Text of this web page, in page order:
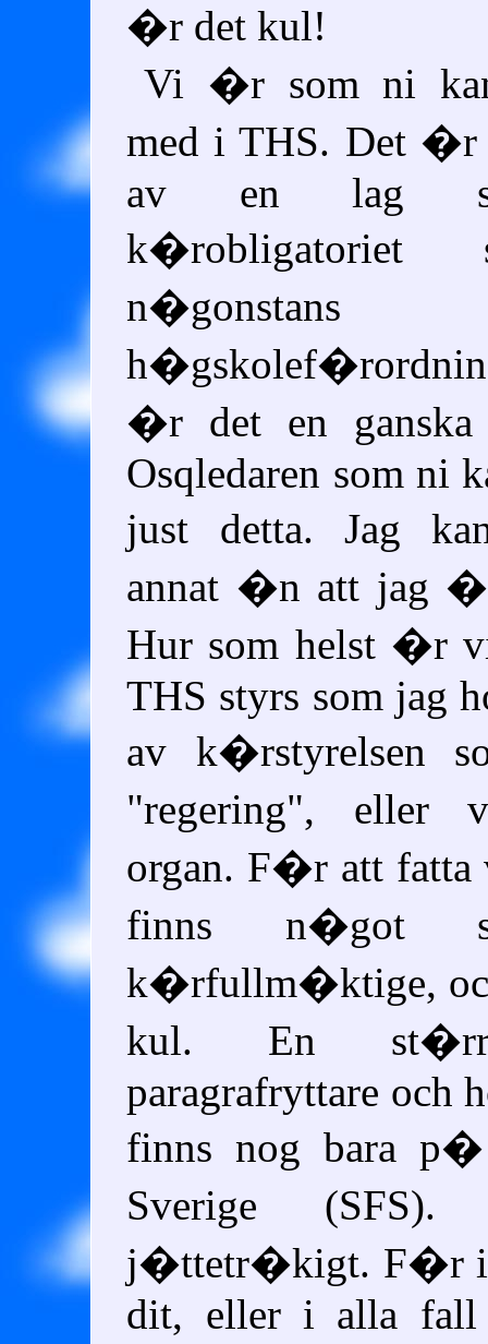
�r det kul!
Vi �r som ni
med i THS. Det
av en lag
�r det en
Osqledaren som ni
just detta. Jag
annat �n att jag
Hur som helst �r
THS styrs som jag
av k�rstyrelsen
"regering", eller
organ. F�r att fatta
finns n�got
k�rfullm�ktige,
kul. En
paragrafryttare och
finns nog bara
Sverige
j�ttetr�kigt. F�r
dit, eller i alla fall